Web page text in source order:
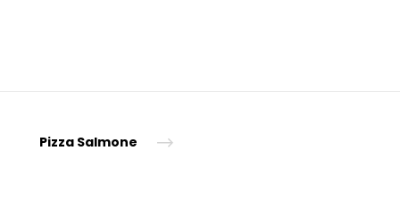
Pizza Salmone